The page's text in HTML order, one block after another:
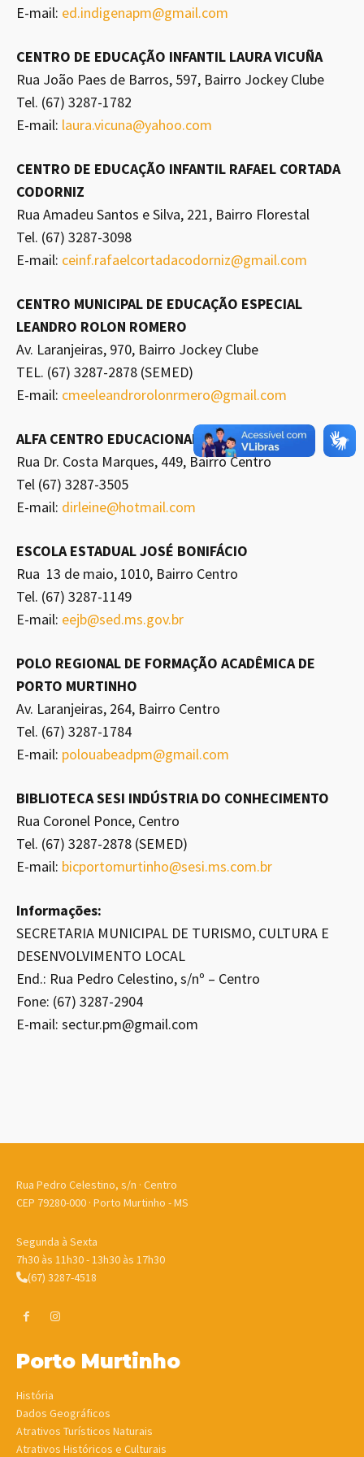
E-mail: ed.indigenapm@gmail.com
CENTRO DE EDUCAÇÃO INFANTIL LAURA VICUÑA
Rua João Paes de Barros, 597, Bairro Jockey Clube
Tel. (67) 3287-1782
E-mail: laura.vicuna@yahoo.com
CENTRO DE EDUCAÇÃO INFANTIL RAFAEL CORTADA
CODORNIZ
Rua Amadeu Santos e Silva, 221, Bairro Florestal
Tel. (67) 3287-3098
E-mail: ceinf.rafaelcortadacodorniz@gmail.com
CENTRO MUNICIPAL DE EDUCAÇÃO ESPECIAL
LEANDRO ROLON ROMERO
Av. Laranjeiras, 970, Bairro Jockey Clube
TEL. (67) 3287-2878 (SEMED)
E-mail: cmeeleandrorolonrmero@gmail.com
ALFA CENTRO EDUCACIONAL
Rua Dr. Costa Marques, 449, Bairro Centro
Tel (67) 3287-3505
E-mail: dirleine@hotmail.com
ESCOLA ESTADUAL JOSÉ BONIFÁCIO
Rua 13 de maio, 1010, Bairro Centro
Tel. (67) 3287-1149
E-mail: eejb@sed.ms.gov.br
POLO REGIONAL DE FORMAÇÃO ACADÊMICA DE
PORTO MURTINHO
Av. Laranjeiras, 264, Bairro Centro
Tel. (67) 3287-1784
E-mail: polouabeadpm@gmail.com
BIBLIOTECA SESI INDÚSTRIA DO CONHECIMENTO
Rua Coronel Ponce, Centro
Tel. (67) 3287-2878 (SEMED)
E-mail: bicportomurtinho@sesi.ms.com.br
Informações:
SECRETARIA MUNICIPAL DE TURISMO, CULTURA E
DESENVOLVIMENTO LOCAL
End.: Rua Pedro Celestino, s/nº – Centro
Fone: (67) 3287-2904
E-mail: sectur.pm@gmail.com
Rua Pedro Celestino, s/n · Centro
CEP 79280-000 · Porto Murtinho - MS
Segunda à Sexta
7h30 às 11h30 - 13h30 às 17h30
(67) 3287-4518
Porto Murtinho
História
Dados Geográficos
Atrativos Turísticos Naturais
Atrativos Históricos e Culturais